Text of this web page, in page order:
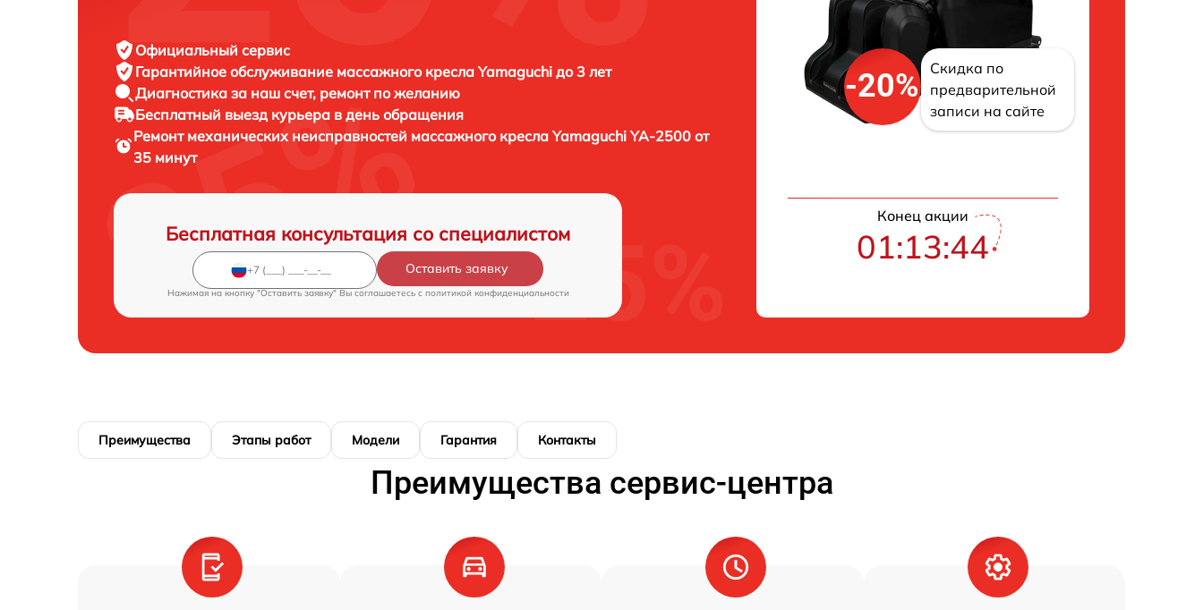
Официальный сервис
Гарантийное обслуживание массажного кресла Yamaguchi до 3 лет
Диагностика за наш счет, ремонт по желанию
Бесплатный выезд курьера в день обращения
Ремонт механических неисправностей массажного креслаYamaguchi YA-2500 от
35 минут
Бесплатная консультация со специалистом
Оставить заявку
Нажимая на кнопку "Оставить заявку" Вы соглашаетесь c политикой конфиденциальности
-20%
Скидка по
предварительной
записи на сайте
Конец акции
01:13:43
Преимущества Этапы работ Модели Гарантия Контакты
Преимущества сервис-центра